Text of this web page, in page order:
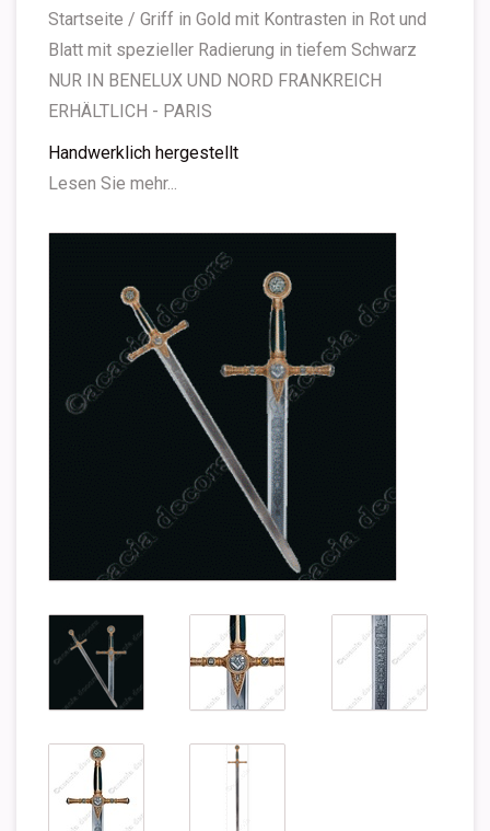
Startseite / Griff in Gold mit Kontrasten in Rot und
Blatt mit spezieller Radierung in tiefem Schwarz
NUR IN BENELUX UND NORD FRANKREICH
ERHÄLTLICH - PARIS
Handwerklich hergestellt
Lesen Sie mehr...